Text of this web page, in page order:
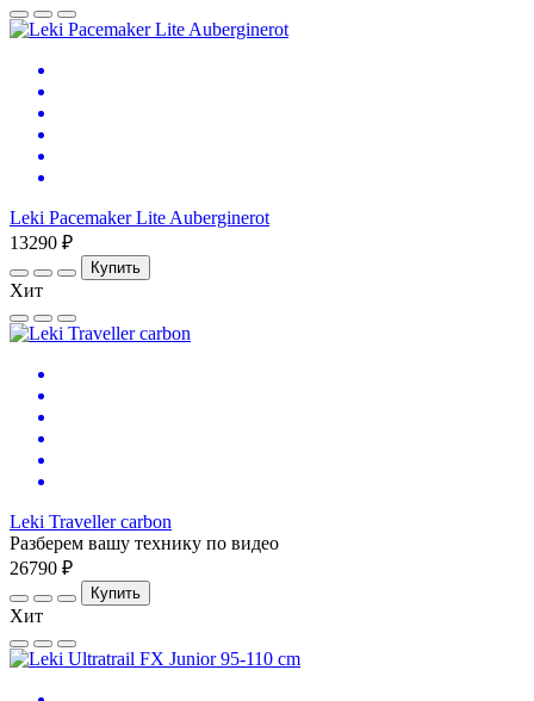
Leki Pacemaker Lite Auberginerot
13290 ₽
Купить
Хит
Leki Traveller carbon
Разберем вашу технику по видео
26790 ₽
Купить
Хит